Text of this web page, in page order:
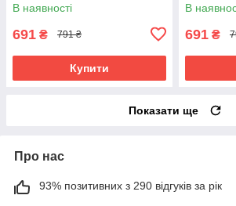
В наявності
691 ₴ 791 ₴
Купити
В
691 ₴
Показати ще
Про нас
93% позитивних з 290 відгуків за рік